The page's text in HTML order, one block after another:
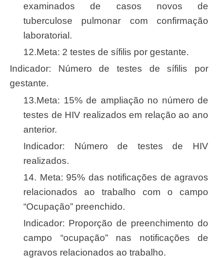
examinados de casos novos de
tuberculose pulmonar com confirmação
laboratorial.
12.Meta: 2 testes de sífilis por gestante.
Indicador: Número de testes de sífilis por
gestante.
13.Meta: 15% de ampliação no número de
testes de HIV realizados em relação ao ano
anterior.
Indicador: Número de testes de HIV
realizados.
14. Meta: 95% das notificações de agravos
relacionados ao trabalho com o campo
“Ocupação” preenchido.
Indicador: Proporção de preenchimento do
campo “ocupação” nas notificações de
agravos relacionados ao trabalho.